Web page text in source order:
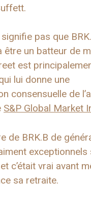
pas que
être un batteur de
est
lui donne une
consensuelle de
S&P Global Market
de BRK.B de
exceptionnels
c’était vrai avant
sa retraite.